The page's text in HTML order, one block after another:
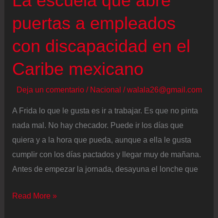
republicanos
sobre
posibilidad
puertas a empleados
con discapacidad en el
Caribe mexicano
Deja un comentario / Nacional /walala26@gmail.com
A Frida lo que le gusta es ir a trabajar. Es que no pinta
nada mal. No hay checador. Puede ir los días que
quiera y a la hora que pueda, aunque a ella le gusta
cumplir con los días pactados y llegar muy de mañana.
Antes de empezar la jornada, desayuna el lonche que
La
Read More »